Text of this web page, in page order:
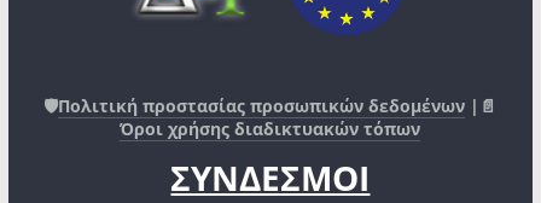
🛡️Πολιτική προστασίας προσωπικών δεδομένων |📄
Όροι χρήσης διαδικτυακών τόπων
ΣΥΝΔΕΣΜΟΙ